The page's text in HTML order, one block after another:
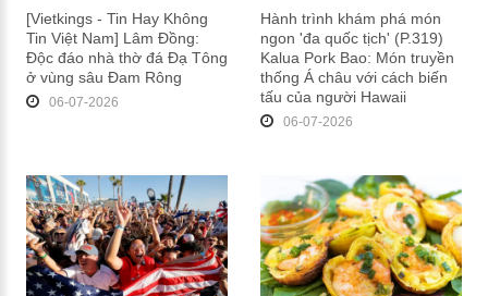
[Vietkings - Tin Hay Không
Tin Việt Nam] Lâm Đồng:
Độc đáo nhà thờ đá Đạ Tông
ở vùng sâu Đam Rông
06-07-2026
Hành trình khám phá món
ngon 'đa quốc tịch' (P.319)
Kalua Pork Bao: Món truyền
thống Á châu với cách biến
tấu của người Hawaii
06-07-2026